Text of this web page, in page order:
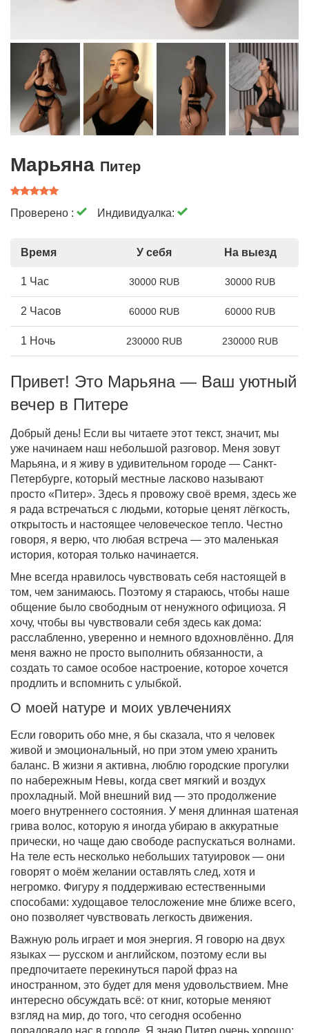
Марьяна Питер
Проверено : Индивидуалка:
Время У себя На выезд
1 Час 30000 RUB 30000 RUB
2 Часов 60000 RUB 60000 RUB
1 Ночь 230000 RUB 230000 RUB
Привет! Это Марьяна — Ваш уютный
вечер в Питере
Добрый день! Если вы читаете этот текст, значит, мы
уже начинаем наш небольшой разговор. Меня зовут
Марьяна, и я живу в удивительном городе — Санкт-
Петербурге, который местные ласково называют
просто «Питер». Здесь я провожу своё время, здесь же
я рада встречаться с людьми, которые ценят лёгкость,
открытость и настоящее человеческое тепло. Честно
говоря, я верю, что любая встреча — это маленькая
история, которая только начинается.
Мне всегда нравилось чувствовать себя настоящей в
том, чем занимаюсь. Поэтому я стараюсь, чтобы наше
общение было свободным от ненужного официоза. Я
хочу, чтобы вы чувствовали себя здесь как дома:
расслабленно, уверенно и немного вдохновлённо. Для
меня важно не просто выполнить обязанности, а
создать то самое особое настроение, которое хочется
продлить и вспомнить с улыбкой.
О моей натуре и моих увлечениях
Если говорить обо мне, я бы сказала, что я человек
живой и эмоциональный, но при этом умею хранить
баланс. В жизни я активна, люблю городские прогулки
по набережным Невы, когда свет мягкий и воздух
прохладный. Мой внешний вид — это продолжение
моего внутреннего состояния. У меня длинная шатеная
грива волос, которую я иногда убираю в аккуратные
прически, но чаще даю свободе распускаться волнами.
На теле есть несколько небольших татуировок — они
говорят о моём желании оставлять след, хотя и
негромко. Фигуру я поддерживаю естественными
способами: худощавое телосложение мне ближе всего,
оно позволяет чувствовать легкость движения.
Важную роль играет и моя энергия. Я говорю на двух
языках — русском и английском, поэтому если вы
предпочитаете перекинуться парой фраз на
иностранном, это будет для меня удовольствием. Мне
интересно обсуждать всё: от книг, которые меняют
взгляд на мир, до того, что сегодня особенно